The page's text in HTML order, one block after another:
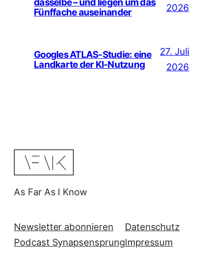
Fünffache auseinander
2026
Googles ATLAS-Studie: eine
Landkarte der KI-Nutzung
27. Juli
2026
As Far As I Know
Newsletter abonnieren
Podcast Synapsensprung
Datenschutz
Impressum